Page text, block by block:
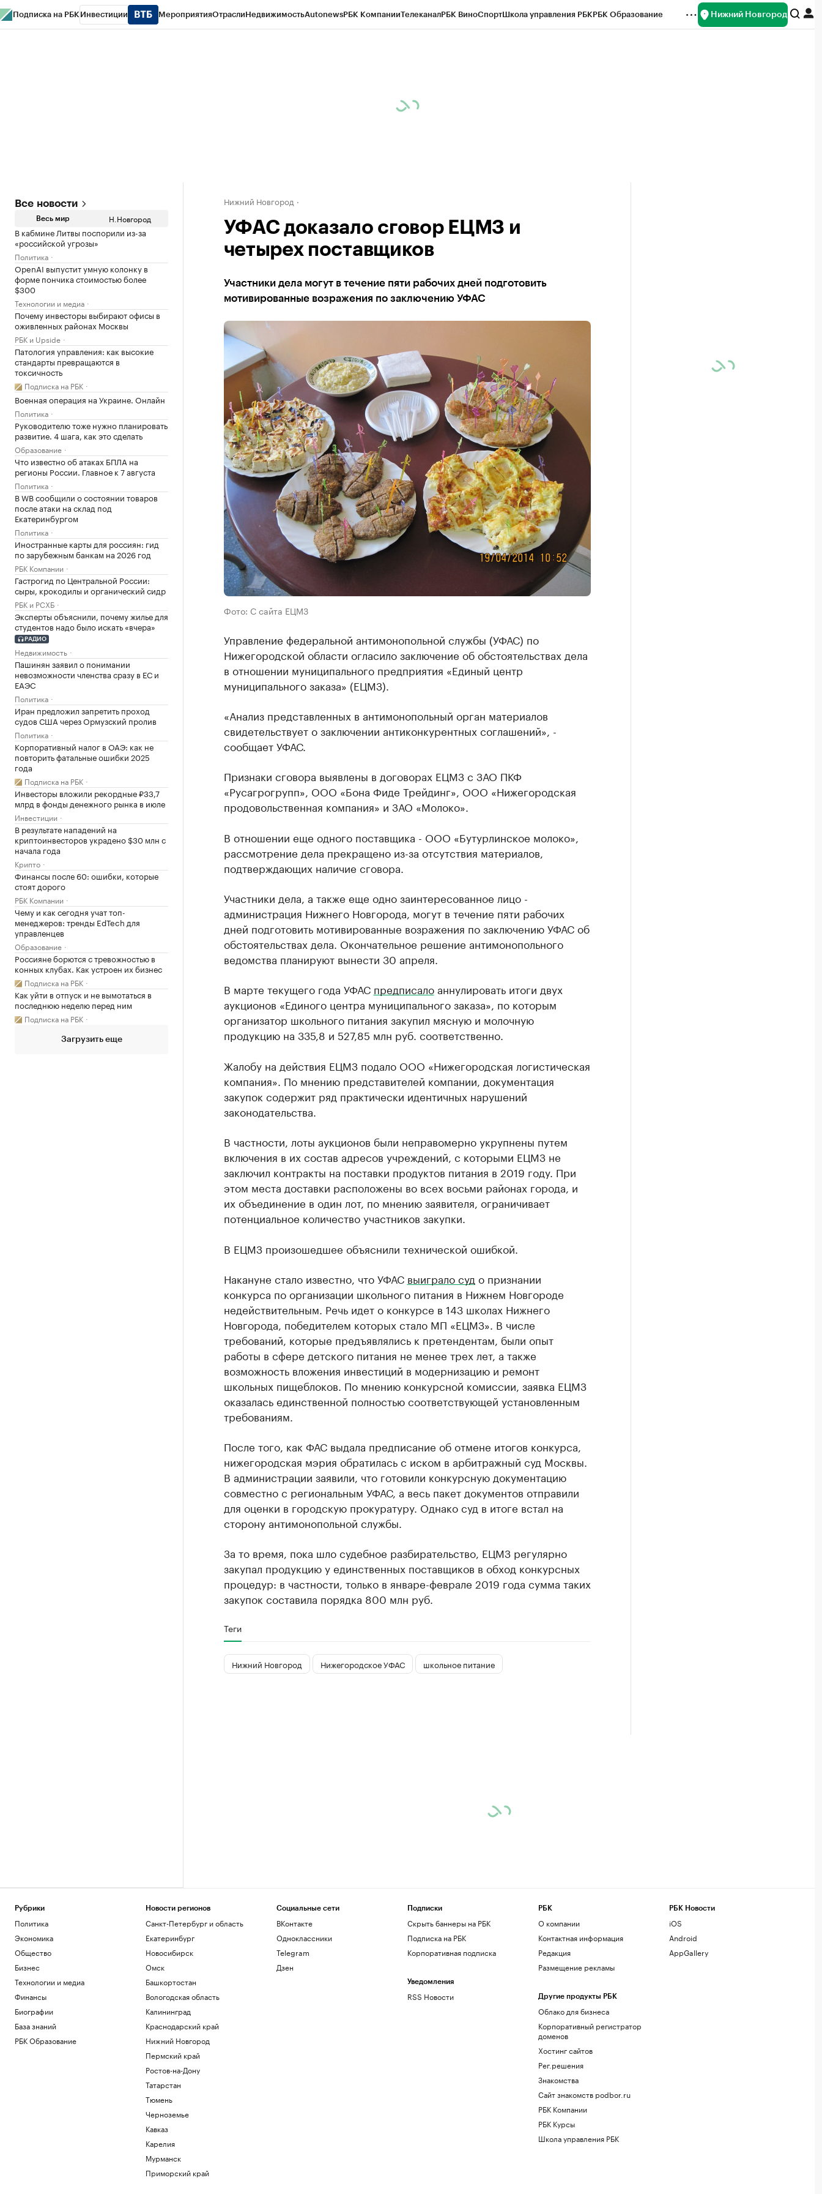
Подписка на РБК Инвестиции МероприятияОтраслиНедвижимостьAutonewsРБК КомпанииТелеканалРБК ВиноСпортШкола управления РБКРБК Образование Нижний Новгород
Все новости
Весь мир Н.Новгород
В кабмине Литвы поспорили из-за
«российской угрозы»
Политика
OpenAI выпустит умную колонку в
форме пончика стоимостью более
$300
Технологии и медиа
Почему инвесторы выбирают офисы в
оживленных районах Москвы
РБК и Upside
Патология управления: как высокие
стандарты превращаются в
токсичность
Подписка на РБК
Военная операция на Украине. Онлайн
Политика
Руководителю тоже нужно планировать
развитие. 4 шага, как это сделать
Образование
Что известно об атаках БПЛА на
регионы России. Главное к 7 августа
Политика
В WB сообщили о состоянии товаров
после атаки на склад под
Екатеринбургом
Политика
Иностранные карты для россиян: гид
по зарубежным банкам на 2026 год
РБК Компании
Гастрогид по Центральной России:
сыры, крокодилы и органический сидр
РБК и РСХБ
Эксперты объяснили, почему жилье для
студентов надо было искать «вчера»
РАДИО
Недвижимость
Пашинян заявил о понимании
невозможности членства сразу в ЕС и
ЕАЭС
Политика
Иран предложил запретить проход
судов США через Ормузский пролив
Политика
Корпоративный налог в ОАЭ: как не
повторить фатальные ошибки 2025
года
Подписка на РБК
Инвесторы вложили рекордные ₽33,7
млрд в фонды денежного рынка в июле
Инвестиции
В результате нападений на
криптоинвесторов украдено $30 млн с
начала года
Крипто
Финансы после 60: ошибки, которые
стоят дорого
РБК Компании
Чему и как сегодня учат топ-
менеджеров: тренды EdTech для
управленцев
Образование
Россияне борются с тревожностью в
конных клубах. Как устроен их бизнес
Подписка на РБК
Как уйти в отпуск и не вымотаться в
последнюю неделю перед ним
Подписка на РБК
Загрузить еще
Нижний Новгород
УФАС доказало сговор ЕЦМЗ и
четырех поставщиков
Участники дела могут в течение пяти рабочих дней подготовить
мотивированные возражения по заключению УФАС
Фото: С сайта ЕЦМЗ
Управление федеральной антимонопольной службы (УФАС) по
Нижегородской области огласило заключение об обстоятельствах дела
в отношении муниципального предприятия «Единый центр
муниципального заказа» (ЕЦМЗ).
«Анализ представленных в антимонопольный орган материалов
свидетельствует о заключении антиконкурентных соглашений», -
сообщает УФАС.
Признаки сговора выявлены в договорах ЕЦМЗ с ЗАО ПКФ
«Русагрогрупп», ООО «Бона Фиде Трейдинг», ООО «Нижегородская
продовольственная компания» и ЗАО «Молоко».
В отношении еще одного поставщика - ООО «Бутурлинское молоко»,
рассмотрение дела прекращено из-за отсутствия материалов,
подтверждающих наличие сговора.
Участники дела, а также еще одно заинтересованное лицо -
администрация Нижнего Новгорода, могут в течение пяти рабочих
дней подготовить мотивированные возражения по заключению УФАС об
обстоятельствах дела. Окончательное решение антимонопольного
ведомства планируют вынести 30 апреля.
В марте текущего года УФАС предписалоаннулировать итоги двух
аукционов «Единого центра муниципального заказа», по которым
организатор школьного питания закупил мясную и молочную
продукцию на 335,8 и 527,85 млн руб. соответственно.
Жалобу на действия ЕЦМЗ подало ООО «Нижегородская логистическая
компания». По мнению представителей компании, документация
закупок содержит ряд практически идентичных нарушений
законодательства.
В частности, лоты аукционов были неправомерно укрупнены путем
включения в их состав адресов учреждений, с которыми ЕЦМЗ не
заключил контракты на поставки продуктов питания в 2019 году. При
этом места доставки расположены во всех восьми районах города, и
их объединение в один лот, по мнению заявителя, ограничивает
потенциальное количество участников закупки.
В ЕЦМЗ произошедшее объяснили технической ошибкой.
Накануне стало известно, что УФАС выиграло суд о признании
конкурса по организации школьного питания в Нижнем Новгороде
недействительным. Речь идет о конкурсе в 143 школах Нижнего
Новгорода, победителем которых стало МП «ЕЦМЗ». В числе
требований, которые предъявлялись к претендентам, были опыт
работы в сфере детского питания не менее трех лет, а также
возможность вложения инвестиций в модернизацию и ремонт
школьных пищеблоков. По мнению конкурсной комиссии, заявка ЕЦМЗ
оказалась единственной полностью соответствующей установленным
требованиям.
После того, как ФАС выдала предписание об отмене итогов конкурса,
нижегородская мэрия обратилась с иском в арбитражный суд Москвы.
В администрации заявили, что готовили конкурсную документацию
совместно с региональным УФАС, а весь пакет документов отправили
для оценки в городскую прокуратуру. Однако суд в итоге встал на
сторону антимонопольной службы.
За то время, пока шло судебное разбирательство, ЕЦМЗ регулярно
закупал продукцию у единственных поставщиков в обход конкурсных
процедур: в частности, только в январе-феврале 2019 года сумма таких
закупок составила порядка 800 млн руб.
Теги
Нижний Новгород Нижегородское УФАС школьное питание
Рубрики
Политика
Экономика
Общество
Бизнес
Технологии и медиа
Финансы
Биографии
База знаний
РБК Образование
Новости регионов
Санкт-Петербург и область
Екатеринбург
Новосибирск
Омск
Башкортостан
Вологодская область
Калининград
Краснодарский край
Нижний Новгород
Пермский край
Ростов-на-Дону
Татарстан
Тюмень
Черноземье
Кавказ
Карелия
Мурманск
Приморский край
Социальные сети
ВКонтакте
Одноклассники
Telegram
Дзен
Подписки
Скрыть баннеры на РБК
Подписка на РБК
Корпоративная подписка
Уведомления
RSS Новости
РБК
О компании
Контактная информация
Редакция
Размещение рекламы
Другие продукты РБК
Облако для бизнеса
Корпоративный регистратор
доменов
Хостинг сайтов
Рег.решения
Знакомства
Сайт знакомств podbor.ru
РБК Компании
РБК Курсы
Школа управления РБК
РБК Новости
iOS
Android
AppGallery